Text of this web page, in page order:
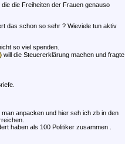
die Freiheiten der Frauen genauso
das schon so sehr ? Wieviele tun aktiv
so viel spenden.
will die Steuererklärung machen und fragte
anpacken und hier seh ich zb in den
haben als 100 Politiker zusammen .